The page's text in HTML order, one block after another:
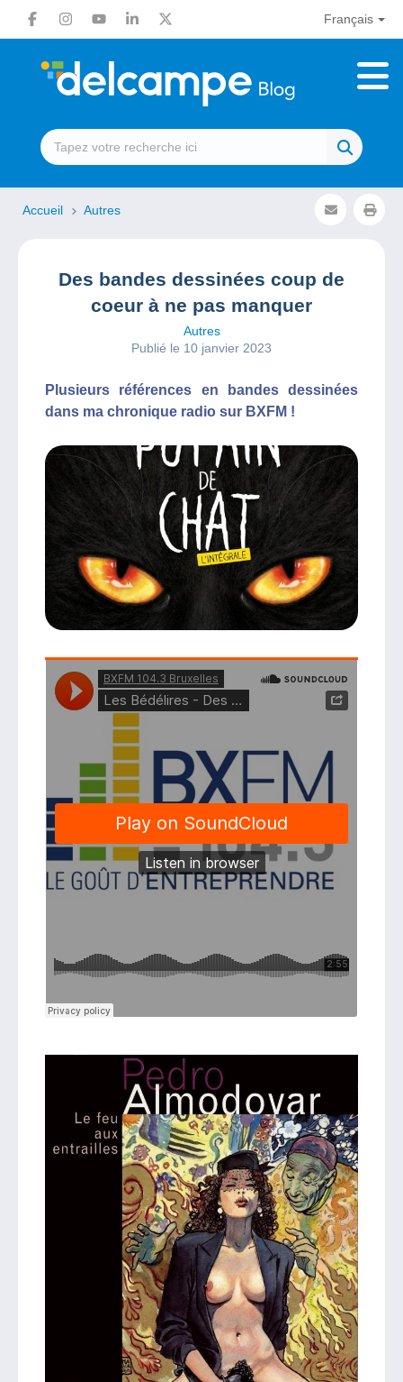
Français
Accueil Autres
Des bandes dessinées coup de
coeur à ne pas manquer
Autres
Publié le 10 janvier 2023
Plusieurs références en bandes dessinées
dans ma chronique radio sur BXFM !